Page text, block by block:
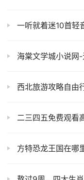
一听就着迷10首轻
海棠文学城小说网
西北旅游攻略自由
二三四五免费观看高清
方特恐龙王国在哪